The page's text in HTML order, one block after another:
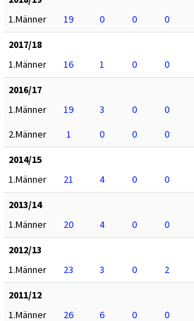
1.Männer
19 0 0 0
2017/18
1.Männer
16 1 0 0
2016/17
1.Männer
19 3 0 0
2.Männer
1 0 0 0
2014/15
1.Männer
21 4 0 0
2013/14
1.Männer
20 4 0 0
2012/13
1.Männer
23 3 0 2
2011/12
1.Männer
26 6 0 0